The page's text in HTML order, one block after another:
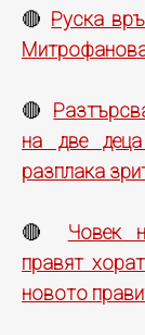
🔴 Руска
🔴
на две
разплака
🔴 Човек
правят
новото